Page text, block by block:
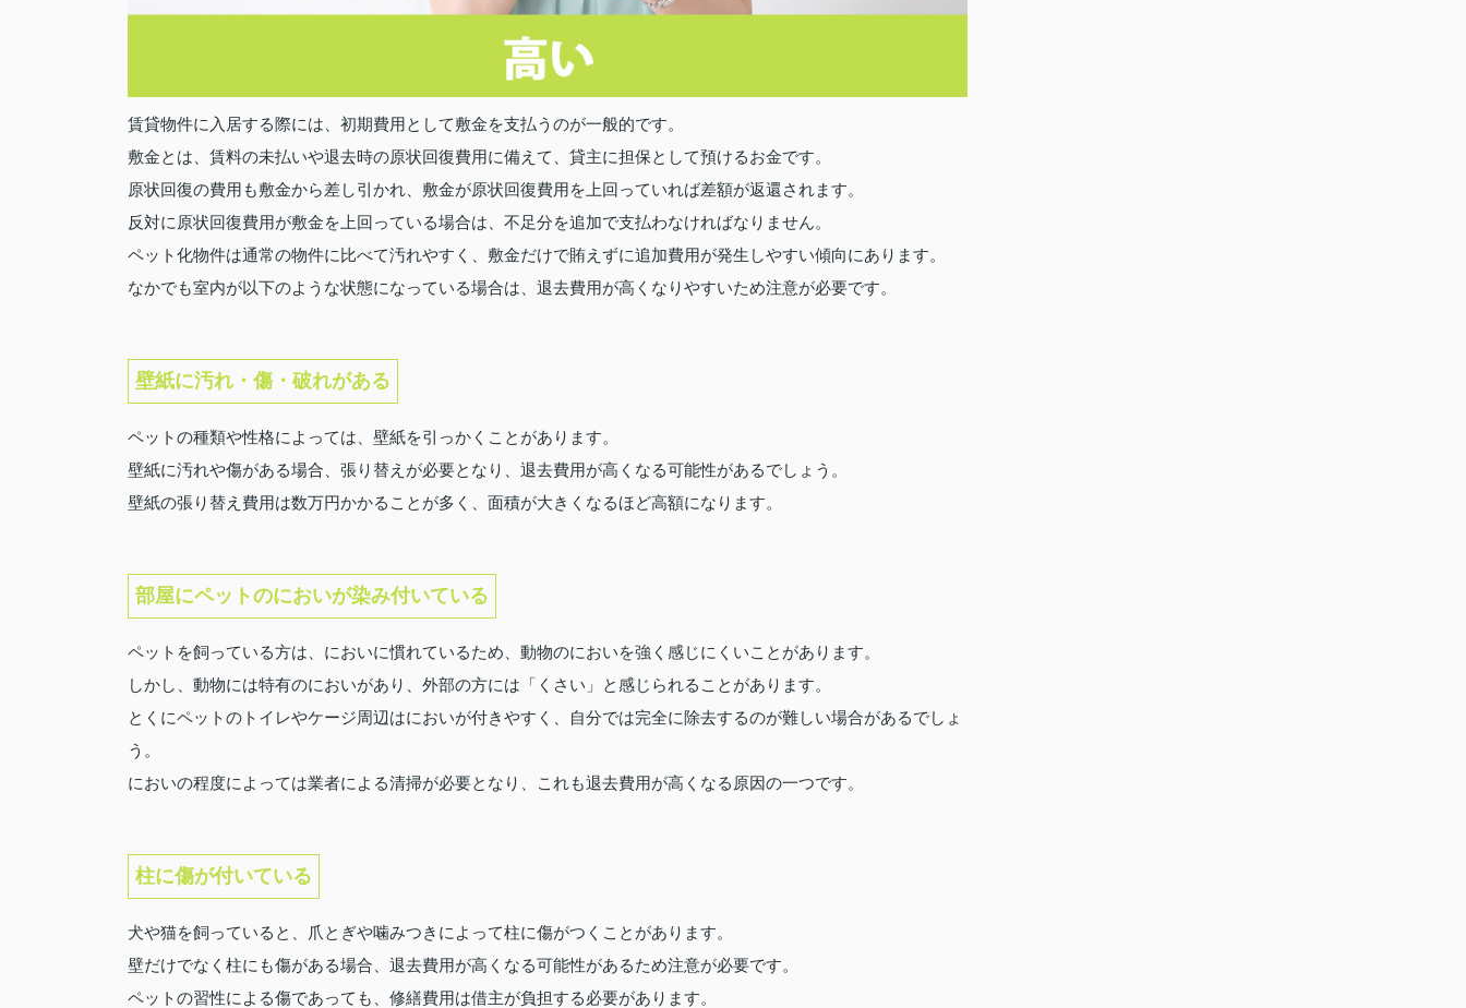
賃貸物件に入居する際には、初期費用として敷金を支払うのが一般的です。
敷金とは、賃料の未払いや退去時の原状回復費用に備えて、貸主に担保として預けるお金です。
原状回復の費用も敷金から差し引かれ、敷金が原状回復費用を上回っていれば差額が返還されます。
反対に原状回復費用が敷金を上回っている場合は、不足分を追加で支払わなければなりません。
ペット化物件は通常の物件に比べて汚れやすく、敷金だけで賄えずに追加費用が発生しやすい傾向にあります。
なかでも室内が以下のような状態になっている場合は、退去費用が高くなりやすいため注意が必要です。
壁紙に汚れ・傷・破れがある
ペットの種類や性格によっては、壁紙を引っかくことがあります。
壁紙に汚れや傷がある場合、張り替えが必要となり、退去費用が高くなる可能性があるでしょう。
壁紙の張り替え費用は数万円かかることが多く、面積が大きくなるほど高額になります。
部屋にペットのにおいが染み付いている
ペットを飼っている方は、においに慣れているため、動物のにおいを強く感じにくいことがあります。
しかし、動物には特有のにおいがあり、外部の方には「くさい」と感じられることがあります。
とくにペットのトイレやケージ周辺はにおいが付きやすく、自分では完全に除去するのが難しい場合があるでしょ
う。
においの程度によっては業者による清掃が必要となり、これも退去費用が高くなる原因の一つです。
柱に傷が付いている
犬や猫を飼っていると、爪とぎや噛みつきによって柱に傷がつくことがあります。
壁だけでなく柱にも傷がある場合、退去費用が高くなる可能性があるため注意が必要です。
ペットの習性による傷であっても、修繕費用は借主が負担する必要があります。